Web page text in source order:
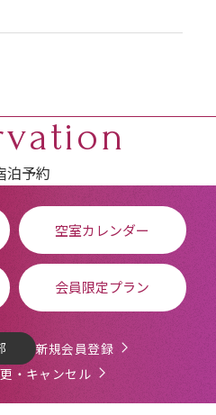
泊予約
空室カレンダー
会員限定プラン
新規会員登録
・キャンセル